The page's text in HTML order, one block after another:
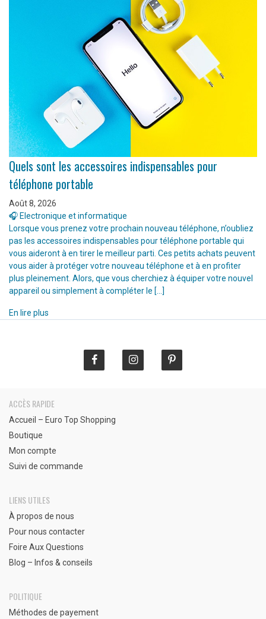
Quels sont les accessoires indispensables pour
téléphone portable
Août 8, 2026
🎧 Electronique et informatique
Lorsque vous prenez votre prochain nouveau téléphone, n’oubliez
pas les accessoires indispensables pour téléphone portable qui
vous aideront à en tirer le meilleur parti. Ces petits achats peuvent
vous aider à protéger votre nouveau téléphone et à en profiter
plus pleinement. Alors, que vous cherchiez à équiper votre nouvel
appareil ou simplement à compléter le […]
En lire plus
ACCÈS RAPIDE
Accueil – Euro Top Shopping
Boutique
Mon compte
Suivi de commande
LIENS UTILES
À propos de nous
Pour nous contacter
Foire Aux Questions
Blog – Infos & conseils
POLITIQUE
Méthodes de payement